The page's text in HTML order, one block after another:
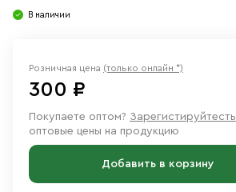
В наличии
Розничная цена (только онлайн *)
300 ₽
Покупаете оптом? Зарегистируйтесть
оптовые цены на продукцию
Добавить в корзину